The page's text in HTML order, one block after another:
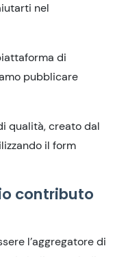
nel
di
pubblicare
qualità, creato dal
il form
contributo
l’aggregatore di